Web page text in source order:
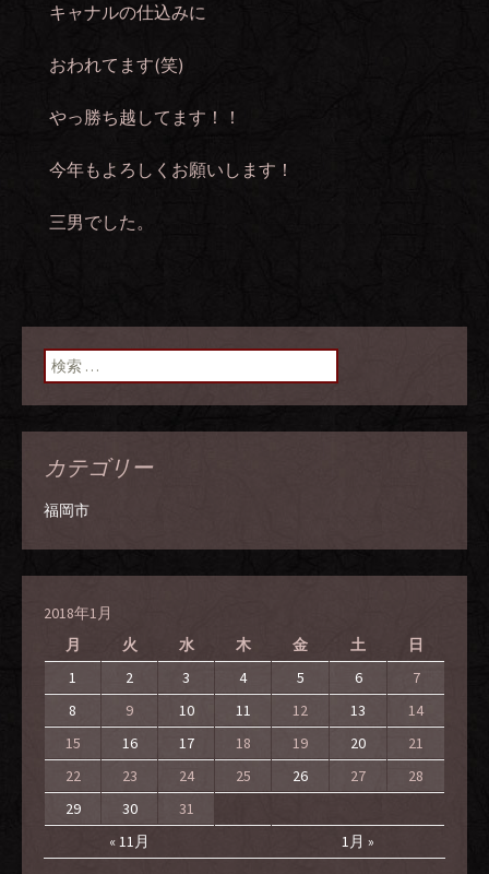
キャナルの仕込みに
おわれてます(笑)
やっ勝ち越してます！！
今年もよろしくお願いします！
三男でした。
検索:
カテゴリー
福岡市
2018年1月
月
火 水 木 金 土 日
« 11月 1月 »
1 2 3 4 5 6
7
8
9 10 11 12 13
14
15
16 17 18 19 20
21
22
23 24 25 26 27
28
29
30 31